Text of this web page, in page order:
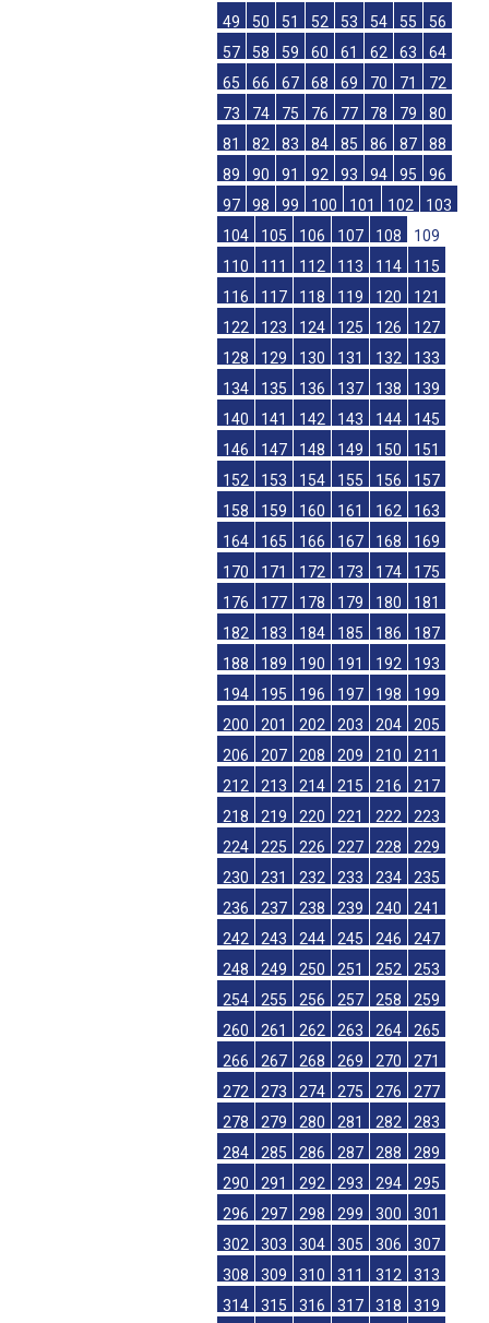
49
50 51 52 53 54 55
56
57
58 59 60 61 62 63
64
65
66 67 68 69 70 71
72
73
74 75 76 77 78 79
80
81
82 83 84 85 86 87
88
89
90 91 92 93 94 95
96
97
98 99 100 101 102
103
104
105 106 107 108
109
110
111 112 113 114
115
116
117 118 119 120
121
122
123 124 125 126
127
128
129 130 131 132
133
134
135 136 137 138
139
140
141 142 143 144
145
146
147 148 149 150
151
152
153 154 155 156
157
158
159 160 161 162
163
164
165 166 167 168
169
170
171 172 173 174
175
176
177 178 179 180
181
182
183 184 185 186
187
188
189 190 191 192
193
194
195 196 197 198
199
200
201 202 203 204
205
206
207 208 209 210
211
212
213 214 215 216
217
218
219 220 221 222
223
224
225 226 227 228
229
230
231 232 233 234
235
236
237 238 239 240
241
242
243 244 245 246
247
248
249 250 251 252
253
254
255 256 257 258
259
260
261 262 263 264
265
266
267 268 269 270
271
272
273 274 275 276
277
278
279 280 281 282
283
284
285 286 287 288
289
290
291 292 293 294
295
296
297 298 299 300
301
302
303 304 305 306
307
308
309 310 311 312
313
314
315 316 317 318
319